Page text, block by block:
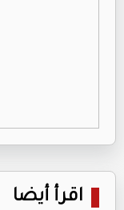
اقرأ أيضا